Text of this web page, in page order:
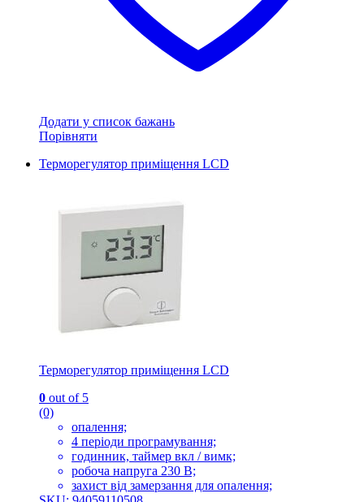
Додати у список бажань
Порівняти
Терморегулятор приміщення LCD
Терморегулятор приміщення LCD
0 out of 5
(0)
опалення;
4 періоди програмування;
годинник, таймер вкл / вимк;
робоча напруга 230 В;
захист від замерзання для опалення;